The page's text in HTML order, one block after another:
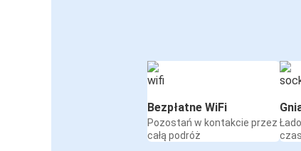
Bezpłatne WiFi
Pozostań w kontakcie przez
całą podróż